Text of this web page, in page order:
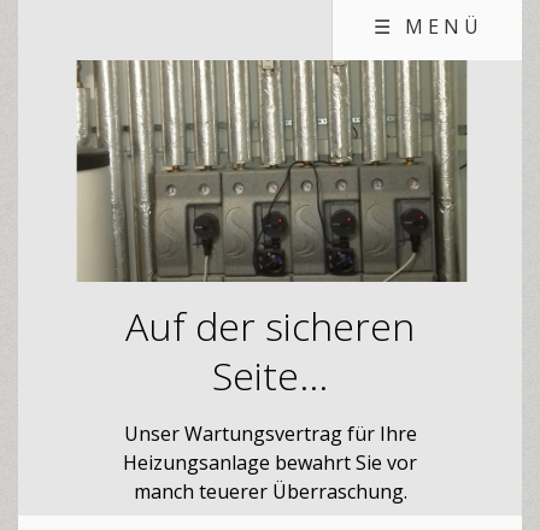
☰ MENÜ
Auf der sicheren
Seite...
Unser Wartungsvertrag für Ihre
Heizungsanlage bewahrt Sie vor
manch teuerer Überraschung.